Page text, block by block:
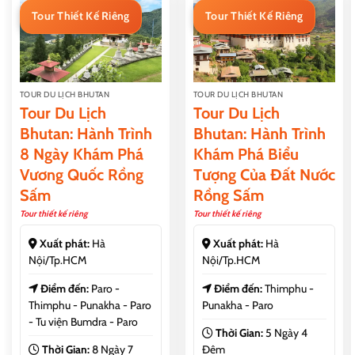
Tour Thiết Kế Riêng
TOUR DU LỊCH BHUTAN
Tour Du Lịch
Bhutan: Hành Trình
8 Ngày Khám Phá
Vương Quốc Rồng
Sấm
Tour thiết kế riêng
Xuất phát:Hà
Nội/Tp.HCM
Điểm đến:Paro -
Thimphu - Punakha - Paro
- Tu viện Bumdra - Paro
Thời Gian:8 Ngày 7
Tour Thiết Kế Riêng
TOUR DU LỊCH BHUTAN
Tour Du Lịch
Bhutan: Hành Trình
Khám Phá Biểu
Tượng Của Đất Nước
Rồng Sấm
Tour thiết kế riêng
Xuất phát:Hà
Nội/Tp.HCM
Điểm đến:Thimphu -
Punakha - Paro
Thời Gian:5 Ngày 4
Đêm